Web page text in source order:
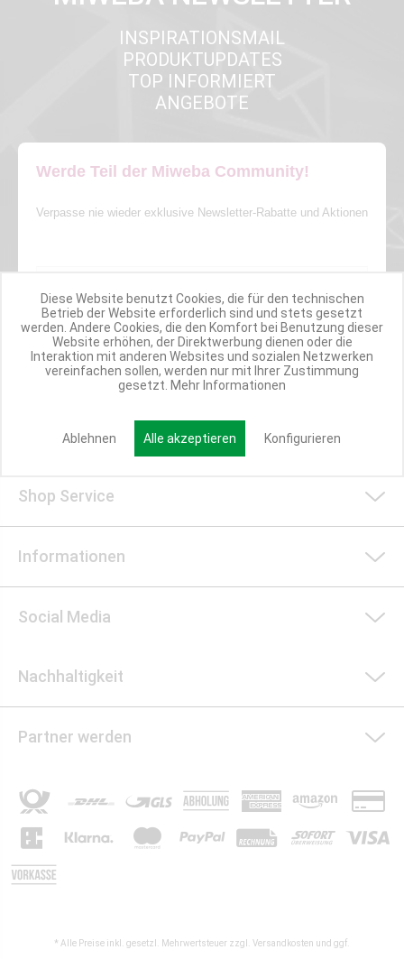
INSPIRATIONSMAIL
PRODUKTUPDATES
TOP INFORMIERT
ANGEBOTE
Werde Teil der Miweba Community!
Verpasse nie wieder exklusive Newsletter-Rabatte und Aktionen
Anmelden
Kundenservice/Widerruf
Shop Service
Informationen
Social Media
Nachhaltigkeit
Partner werden
* Alle Preise inkl. gesetzl. Mehrwertsteuer zzgl. Versandkosten und ggf.
Diese Website benutzt Cookies, die für den technischen
Betrieb der Website erforderlich sind und stets gesetzt
werden. Andere Cookies, die den Komfort bei Benutzung dieser
Website erhöhen, der Direktwerbung dienen oder die
Interaktion mit anderen Websites und sozialen Netzwerken
vereinfachen sollen, werden nur mit Ihrer Zustimmung
gesetzt. Mehr Informationen
Ablehnen Alle akzeptieren Konfigurieren